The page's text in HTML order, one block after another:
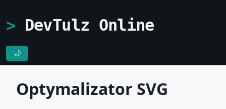
DevTulz Online
🌙
Optymalizator SVG